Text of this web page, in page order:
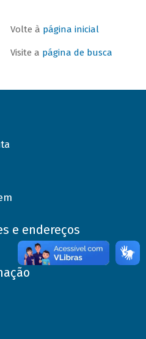
Volte à página inicial
Visite a página de busca
e endereços